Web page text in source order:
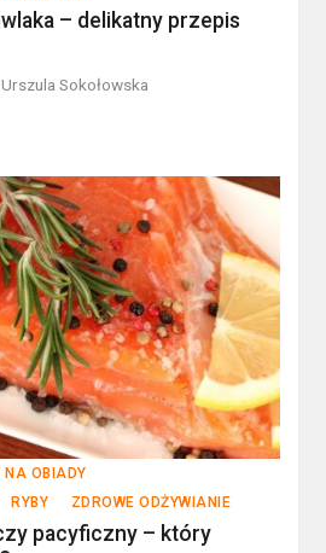
– delikatny przepis
Urszula Sokołowska
NA OBIADY
RYBY ZDROWE ODŻYWIANIE
pacyficzny – który